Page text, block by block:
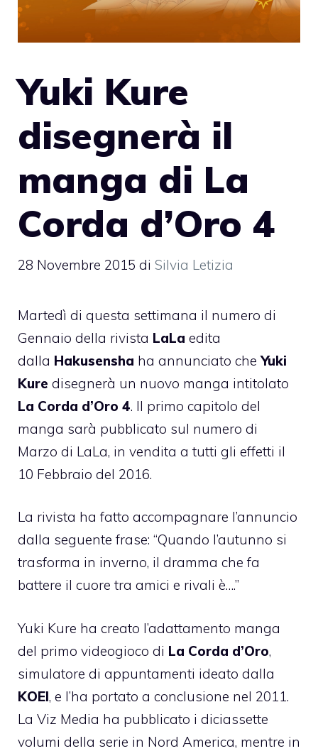
Yuki Kure
disegnerà il
manga di La
Corda d’Oro 4
28 Novembre 2015 di Silvia Letizia
Martedì di questa settimana il numero di
Gennaio della rivista LaLa edita
dalla Hakusensha ha annunciato cheYuki
Kure disegnerà un nuovo manga intitolato
La Corda d’Oro 4. Il primo capitolo del
manga sarà pubblicato sul numero di
Marzo di LaLa, in vendita a tutti gli effetti il
10 Febbraio del 2016.
La rivista ha fatto accompagnare l’annuncio
dalla seguente frase: “Quando l’autunno si
trasforma in inverno, il dramma che fa
battere il cuore tra amici e rivali è….”
Yuki Kure ha creato l’adattamento manga
del primo videogioco di La Corda d’Oro,
simulatore di appuntamenti ideato dalla
KOEI, e l’ha portato a conclusione nel 2011.
La Viz Media ha pubblicato i diciassette
volumi della serie in Nord America, mentre in